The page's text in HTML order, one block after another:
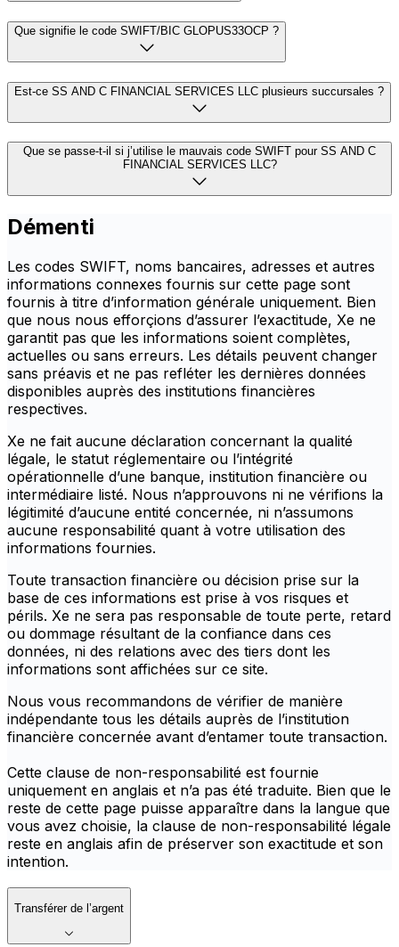
Que signifie le code SWIFT/BIC GLOPUS33OCP ?
Est-ce SS AND C FINANCIAL SERVICES LLC plusieurs succursales ?
Que se passe-t-il si j’utilise le mauvais code SWIFT pour SS AND C
FINANCIAL SERVICES LLC?
Démenti
Les codes SWIFT, noms bancaires, adresses et autres
informations connexes fournis sur cette page sont
fournis à titre d’information générale uniquement. Bien
que nous nous efforçions d’assurer l’exactitude, Xe ne
garantit pas que les informations soient complètes,
actuelles ou sans erreurs. Les détails peuvent changer
sans préavis et ne pas refléter les dernières données
disponibles auprès des institutions financières
respectives.
Xe ne fait aucune déclaration concernant la qualité
légale, le statut réglementaire ou l’intégrité
opérationnelle d’une banque, institution financière ou
intermédiaire listé. Nous n’approuvons ni ne vérifions la
légitimité d’aucune entité concernée, ni n’assumons
aucune responsabilité quant à votre utilisation des
informations fournies.
Toute transaction financière ou décision prise sur la
base de ces informations est prise à vos risques et
périls. Xe ne sera pas responsable de toute perte, retard
ou dommage résultant de la confiance dans ces
données, ni des relations avec des tiers dont les
informations sont affichées sur ce site.
Nous vous recommandons de vérifier de manière
indépendante tous les détails auprès de l’institution
financière concernée avant d’entamer toute transaction.
Cette clause de non-responsabilité est fournie
uniquement en anglais et n’a pas été traduite. Bien que le
reste de cette page puisse apparaître dans la langue que
vous avez choisie, la clause de non-responsabilité légale
reste en anglais afin de préserver son exactitude et son
intention.
Transférer de l’argent